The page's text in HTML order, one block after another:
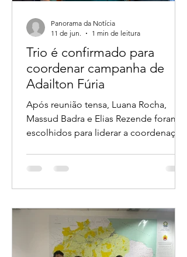
Trio é confirmado para
coordenar campanha de
Adailton Fúria
Após reunião tensa, Luana Rocha,
Massud Badra e Elias Rezende foram
escolhidos para liderar a coordenação
da candidatura ao Governo de
11 de jun.
1 min de leitura